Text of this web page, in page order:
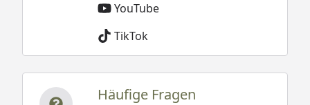
YouTube
TikTok
Häufige Fragen